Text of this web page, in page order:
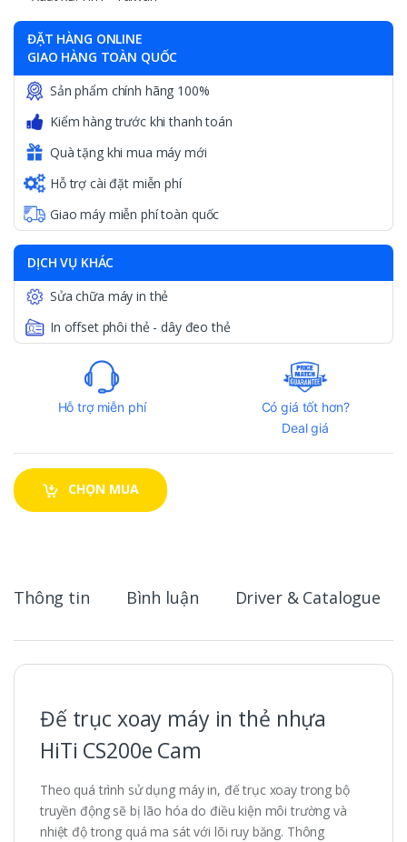
ĐẶT HÀNG ONLINE
GIAO HÀNG TOÀN QUỐC
Sản phẩm chính hãng 100%
Kiểm hàng trước khi thanh toán
Quà tặng khi mua máy mới
Hỗ trợ cài đặt miễn phí
Giao máy miễn phí toàn quốc
DỊCH VỤ KHÁC
Sửa chữa máy in thẻ
In offset phôi thẻ - dây đeo thẻ
Hỗ trợ miễn phí
Có giá tốt hơn?
Deal giá
CHỌN MUA
Thông tin Bình luận Driver & Catalogue
Đế trục xoay máy in thẻ nhựa
HiTi CS200e Cam
Theo quá trình sử dụng máy in, đế trục xoay trong bộ
truyền động sẽ bị lão hóa do điều kiện môi trường và
nhiệt độ trong quá ma sát với lõi ruy băng. Thông